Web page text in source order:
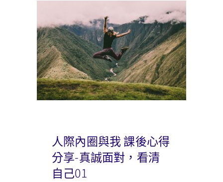
人際內圈與我 課後心得
分享-真誠面對，看清
自己01